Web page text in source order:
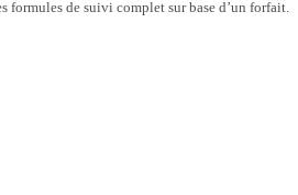
de suivi complet sur base d’un forfait.